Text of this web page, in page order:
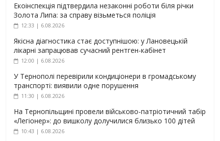
Екоінспекція підтвердила незаконні роботи біля річки
Золота Липа: за справу візьметься поліція
12:33 | 6.08.2026
Якісна діагностика стає доступнішою: у Лановецькій
лікарні запрацював сучасний рентген-кабінет
12:00 | 6.08.2026
У Тернополі перевірили кондиціонери в громадському
транспорті: виявили одне порушення
11:30 | 6.08.2026
На Тернопільщині провели військово-патріотичний табір
«Легіонер»: до вишколу долучилися близько 100 дітей
10:43 | 6.08.2026